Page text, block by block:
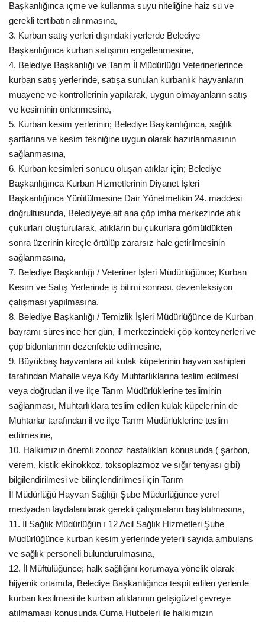
Sağlık
İletişim
Kültür Sanat
Başkanlığınca ıçme ve kullanma suyu niteliğine haiz su ve
gerekli tertibatın alınmasına,
3. Kurban satış yerleri dışındaki yerlerde Belediye
Başkanlığınca kurban satışının engellenmesine,
4. Belediye Başkanlığı ve Tarım İl Müdürlüğü Veterinerlerince
kurban satış yerlerinde, satışa sunulan kurbanlık hayvanların
muayene ve kontrollerinin yapılarak, uygun olmayanların satış
ve kesiminin önlenmesine,
5. Kurban kesim yerlerinin; Belediye Başkanlığınca, sağlık
şartlarına ve kesim tekniğine uygun olarak hazırlanmasının
sağlanmasına,
6. Kurban kesimleri sonucu oluşan atıklar için; Belediye
Başkanlığınca Kurban Hizmetlerinin Diyanet İşleri
Başkanlığınca Yürütülmesine Dair Yönetmelikin 24. maddesi
doğrultusunda, Belediyeye ait ana çöp imha merkezinde atık
çukurları oluşturularak, atıkların bu çukurlara gömüldükten
sonra üzerinin kireçle örtülüp zararsız hale getirilmesinin
sağlanmasına,
7. Belediye Başkanlığı / Veteriner İşleri Müdürlüğünce; Kurban
Kesim ve Satış Yerlerinde iş bitimi sonrası, dezenfeksiyon
çalışması yapılmasına,
8. Belediye Başkanlığı / Temizlik İşleri Müdürlüğünce de Kurban
bayramı süresince her gün, il merkezindeki çöp konteynerleri ve
çöp bidonlarımn dezenfekte edilmesine,
9. Büyükbaş hayvanlara ait kulak küpelerinin hayvan sahipleri
tarafından Mahalle veya Köy Muhtarlıklarına teslim edilmesi
veya doğrudan il ve ilçe Tarım Müdürlüklerine tesliminin
sağlanması, Muhtarlıklara teslim edilen kulak küpelerinin de
Muhtarlar tarafından il ve ilçe Tarım Müdürlüklerine teslim
edilmesine,
10. Halkımızın önemli zoonoz hastalıkları konusunda ( şarbon,
verem, kistik ekinokkoz, toksoplazmoz ve sığır tenyası gibi)
bilgilendirilmesi ve bilinçlendirilmesi için Tarım
İl Müdürlüğü Hayvan Sağlığı Şube Müdürlüğünce yerel
medyadan faydalanılarak gerekli çalışmaların başlatılmasına,
11. İl Sağlık Müdürlüğün ı 12 Acil Sağlık Hizmetleri Şube
Müdürlüğünce kurban kesim yerlerinde yeterli sayıda ambulans
ve sağlık personeli bulundurulmasına,
12. İl Müftülüğünce; halk sağlığını korumaya yönelik olarak
hijyenik ortamda, Belediye Başkanlığınca tespit edilen yerlerde
kurban kesilmesi ile kurban atıklarının gelişigüzel çevreye
atılmaması konusunda Cuma Hutbeleri ile halkımızın